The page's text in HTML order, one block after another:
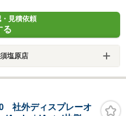
見積依頼
る
塩原店
社外ディスプレーオ